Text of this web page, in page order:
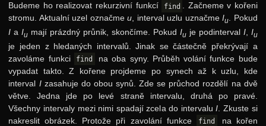
Budeme ho realizovat rekurzivní funkcí
find
. Začneme v kořeni
stromu. Aktualní uzel označmeu , interval uzlu uznačmeIu . Pokud
I aIu mají prázdný průnik, skončíme. Pokud Iuje podinterval I, Iu
je jeden z hledaných intervalů. Jinak se částečně překrývají a
zavoláme funkci
find
na oba syny. Průběh volání funkce bude
vypadat takto. Z kořene projdeme po synech až k uzlu, kde
interval Izasahuje do obou synů. Zde se průchod rozdělí na dvě
větve. Jedna jde po levé straně intervalu, druhá po pravé.
Všechny intervaly mezi nimi spadají zcela do intervaluI . Zkuste si
nakreslit obrázek. Protože při zavolání funkce
find
na kořen